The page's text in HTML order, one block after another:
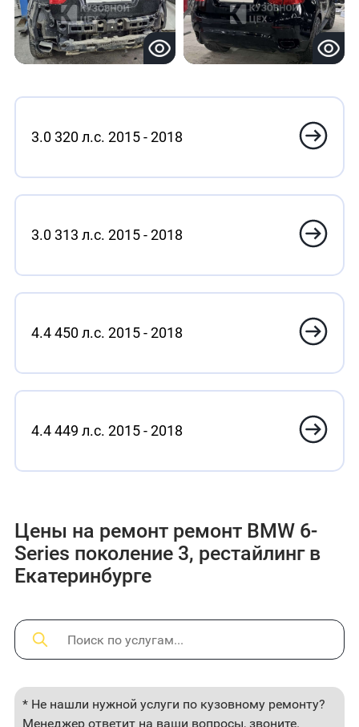
3.0 320 л.с. 2015 - 2018
3.0 313 л.с. 2015 - 2018
4.4 450 л.с. 2015 - 2018
4.4 449 л.с. 2015 - 2018
Цены на ремонт ремонт BMW 6-
Series поколение 3, рестайлинг в
Екатеринбурге
* Не нашли нужной услуги по кузовному ремонту?
Менеджер ответит на ваши вопросы, звоните.